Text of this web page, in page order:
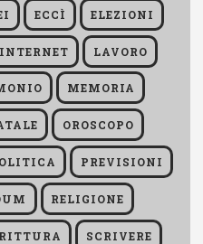
ECCÌ ELEZIONI
INTERNET LAVORO
MEMORIA
OROSCOPO
PREVISIONI
RELIGIONE
SCRIVERE